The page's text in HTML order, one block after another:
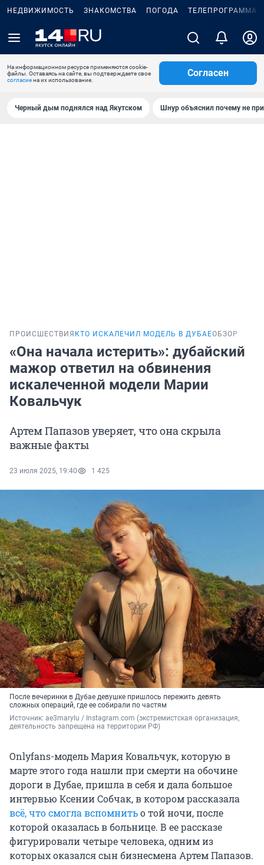
НЕДВИЖИМОСТЬ ЗНАКОМСТВА ПОГОДА ТЕЛЕПРОГРАММА
На информационном ресурсе применяются cookie-
файлы. Оставаясь на сайте, вы подтверждаете свое
согласиена их использование.
Согласен
Черный дым поднялся над Якутском Шнур объяснил почему не
ПРОИСШЕСТВИЯ КТО ИСКАЛЕЧИЛ МОДЕЛЬ В ДУБАЕОБЗОР
«Она начала истерить»: дубайский
мажор ответил на обвинения
искалеченной модели Марии
Ковальчук
Артем Папазов уверяет, что она скрыла
важные факты
23 июля 2025, 19:40 1 425
После вечеринки в Дубае девушке пришлось пережить девять
сложных операций, где ее собирали по частям
Источник: ae3marylu / Instagram.com (экстремистская организация,
деятельность запрещена на территории РФ)
Onlyfans-модель Мария Ковальчук, которую в
марте этого года нашли при смерти на обочине
дороги в Дубае, пришла в себя и дала большое
интервью Ксении Собчак, в котором рассказала
всё, что смогла вспомнитьо той ночи, после
которой оказалась в больнице. В ее рассказе
фигурировали четыре человека, одним из
которых оказался сын бизнесмена Артем Папазов.